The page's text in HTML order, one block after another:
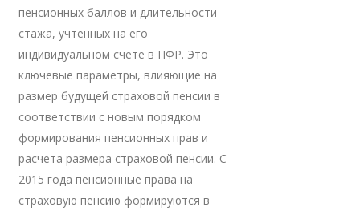
пенсионных баллов и длительности
стажа, учтенных на его
индивидуальном счете в ПФР. Это
ключевые параметры, влияющие на
размер будущей страховой пенсии в
соответствии с новым порядком
формирования пенсионных прав и
расчета размера страховой пенсии. С
2015 года пенсионные права на
страховую пенсию формируются в